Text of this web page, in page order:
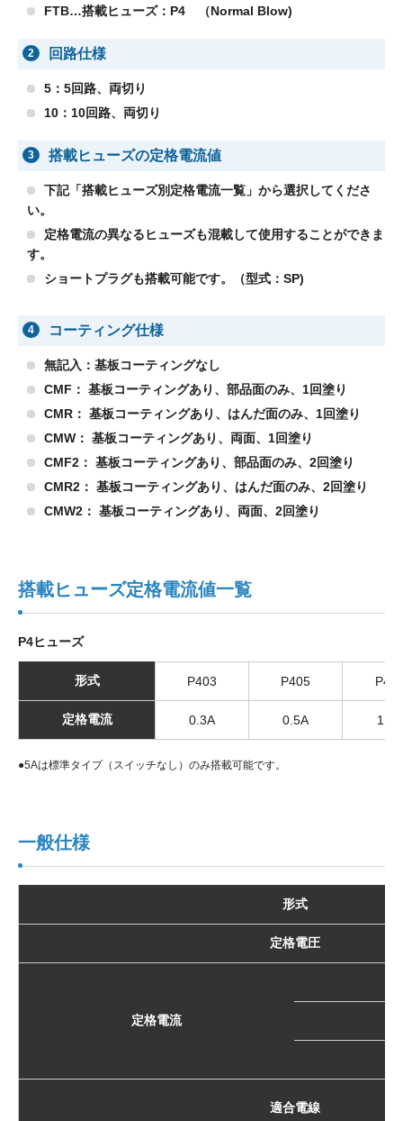
FTB…搭載ヒューズ：P4 （Normal Blow)
2 回路仕様
5：5回路、両切り
10：10回路、両切り
3 搭載ヒューズの定格電流値
下記「搭載ヒューズ別定格電流一覧」から選択してくださ
い。
定格電流の異なるヒューズも混載して使用することができま
す。
ショートプラグも搭載可能です。（型式：SP)
4 コーティング仕様
無記入：基板コーティングなし
CMF： 基板コーティングあり、部品面のみ、1回塗り
CMR： 基板コーティングあり、はんだ面のみ、1回塗り
CMW： 基板コーティングあり、両面、1回塗り
CMF2： 基板コーティングあり、部品面のみ、2回塗り
CMR2： 基板コーティングあり、はんだ面のみ、2回塗り
CMW2： 基板コーティングあり、両面、2回塗り
搭載ヒューズ定格電流値一覧
P4ヒューズ
形式 P403 P405
定格電流 0.3A 0.5A 1.3A
●5Aは標準タイプ（スイッチなし）のみ搭載可能です。
一般仕様
形式
定格電圧
定格電流
適合電線